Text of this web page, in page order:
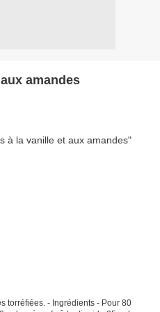
amandes
torréfiées. - Ingrédients - Pour 80